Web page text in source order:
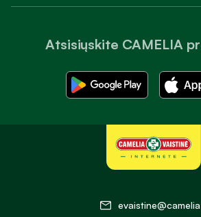
Atsisiųskite CAMELIA